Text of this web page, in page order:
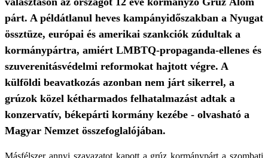
párt. A példátlanul heves kampányidőszakban a Nyugat
össztüze, európai és amerikai szankciók zúdultak a
kormánypártra, amiért LMBTQ-propaganda-ellenes és
szuverenitásvédelmi reformokat hajtott végre. A
külföldi beavatkozás azonban nem járt sikerrel, a
grúzok közel kétharmados felhatalmazást adtak a
konzervatív, békepárti kormány kezébe - olvasható a
Magyar Nemzet összefoglalójában.
Másfélszer annyi szavazatot kapott a grúz kormánypárt a szombati